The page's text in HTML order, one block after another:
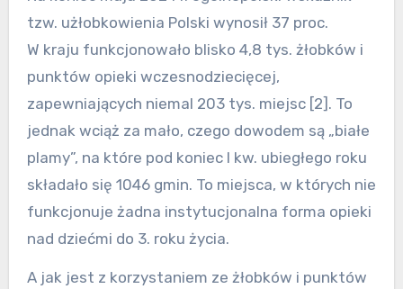
tzw. użłobkowienia Polski wynosił 37 proc.
W kraju funkcjonowało blisko 4,8 tys. żłobków i
punktów opieki wczesnodziecięcej,
zapewniających niemal 203 tys. miejsc [2]. To
jednak wciąż za mało, czego dowodem są „białe
plamy”, na które pod koniec I kw. ubiegłego roku
składało się 1046 gmin. To miejsca, w których nie
funkcjonuje żadna instytucjonalna forma opieki
nad dziećmi do 3. roku życia.
A jak jest z korzystaniem ze żłobków i punktów